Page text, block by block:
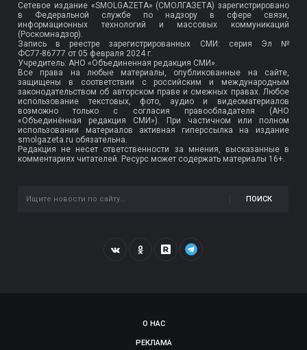
Сетевое издание «SMOLGAZETA» (СМОЛГАЗЕТА) зарегистрировано
в Федеральной службе по надзору в сфере связи,
информационных технологий и массовых коммуникаций
(Роскомнадзор).
Запись в реестре зарегистрированных СМИ: серия Эл №
ФС77-86777 от 05 февраля 2024 г.
Учредитель: АНО «Объединенная редакция СМИ».
Все права на любые материалы, опубликованные на сайте,
защищены в соответствии с российским и международным
законодательством об авторском праве и смежных правах. Любое
использование текстовых, фото, аудио и видеоматериалов
возможно только с согласия правообладателя (АНО
«Объединённая редакция СМИ»). При частичном или полном
использовании материалов активная гиперссылка на издание
smolgazeta.ru обязательна.
Редакция не несет ответственности за мнения, высказанные в
комментариях читателей. Ресурс может содержать материалы 16+.
ПОИСК
О НАС
РЕКЛАМА